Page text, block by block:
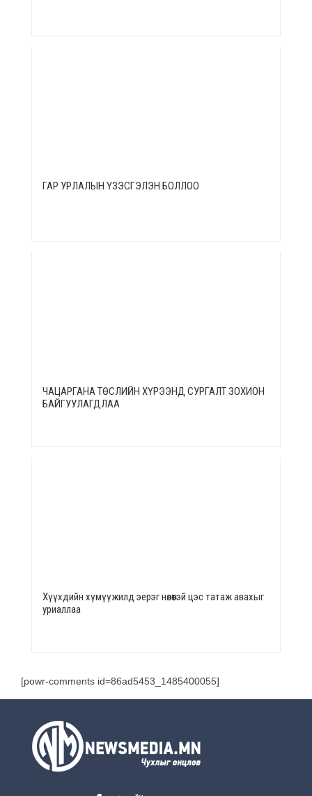
ГАР УРЛАЛЫН ҮЗЭСГЭЛЭН БОЛЛОО
ЧАЦАРГАНА ТӨСЛИЙН ХҮРЭЭНД СУРГАЛТ ЗОХИОН
БАЙГУУЛАГДЛАА
Хүүхдийн хүмүүжилд эерэг нөлөөтэй цэс татаж авахыг
уриаллаа
[powr-comments id=86ad5453_1485400055]